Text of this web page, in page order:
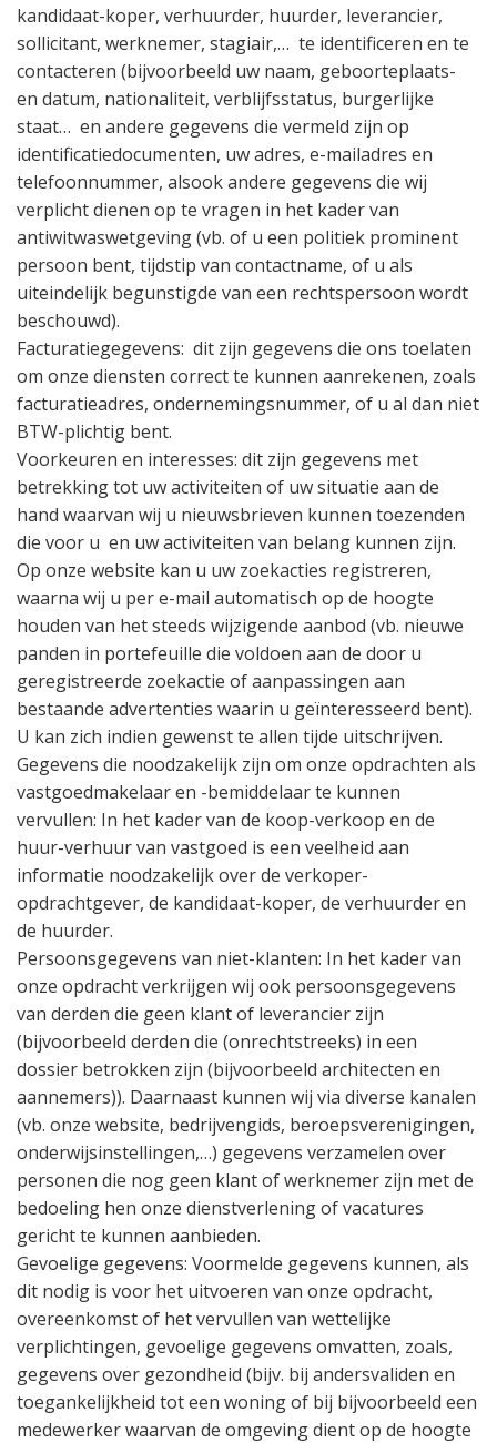
kandidaat-koper, verhuurder, huurder, leverancier,
sollicitant, werknemer, stagiair,… te identificeren en te
contacteren (bijvoorbeeld uw naam, geboorteplaats-
en datum, nationaliteit, verblijfsstatus, burgerlijke
staat… en andere gegevens die vermeld zijn op
identificatiedocumenten, uw adres, e-mailadres en
telefoonnummer, alsook andere gegevens die wij
verplicht dienen op te vragen in het kader van
antiwitwaswetgeving (vb. of u een politiek prominent
persoon bent, tijdstip van contactname, of u als
uiteindelijk begunstigde van een rechtspersoon wordt
beschouwd).
Facturatiegegevens: dit zijn gegevens die ons toelaten
om onze diensten correct te kunnen aanrekenen, zoals
facturatieadres, ondernemingsnummer, of u al dan niet
BTW-plichtig bent.
Voorkeuren en interesses: dit zijn gegevens met
betrekking tot uw activiteiten of uw situatie aan de
hand waarvan wij u nieuwsbrieven kunnen toezenden
die voor u en uw activiteiten van belang kunnen zijn.
Op onze website kan u uw zoekacties registreren,
waarna wij u per e-mail automatisch op de hoogte
houden van het steeds wijzigende aanbod (vb. nieuwe
panden in portefeuille die voldoen aan de door u
geregistreerde zoekactie of aanpassingen aan
bestaande advertenties waarin u geïnteresseerd bent).
U kan zich indien gewenst te allen tijde uitschrijven.
Gegevens die noodzakelijk zijn om onze opdrachten als
vastgoedmakelaar en -bemiddelaar te kunnen
vervullen: In het kader van de koop-verkoop en de
huur-verhuur van vastgoed is een veelheid aan
informatie noodzakelijk over de verkoper-
opdrachtgever, de kandidaat-koper, de verhuurder en
de huurder.
Persoonsgegevens van niet-klanten: In het kader van
onze opdracht verkrijgen wij ook persoonsgegevens
van derden die geen klant of leverancier zijn
(bijvoorbeeld derden die (onrechtstreeks) in een
dossier betrokken zijn (bijvoorbeeld architecten en
aannemers)). Daarnaast kunnen wij via diverse kanalen
(vb. onze website, bedrijvengids, beroepsverenigingen,
onderwijsinstellingen,…) gegevens verzamelen over
personen die nog geen klant of werknemer zijn met de
bedoeling hen onze dienstverlening of vacatures
gericht te kunnen aanbieden.
Gevoelige gegevens: Voormelde gegevens kunnen, als
dit nodig is voor het uitvoeren van onze opdracht,
overeenkomst of het vervullen van wettelijke
verplichtingen, gevoelige gegevens omvatten, zoals,
gegevens over gezondheid (bijv. bij andersvaliden en
toegankelijkheid tot een woning of bij bijvoorbeeld een
medewerker waarvan de omgeving dient op de hoogte